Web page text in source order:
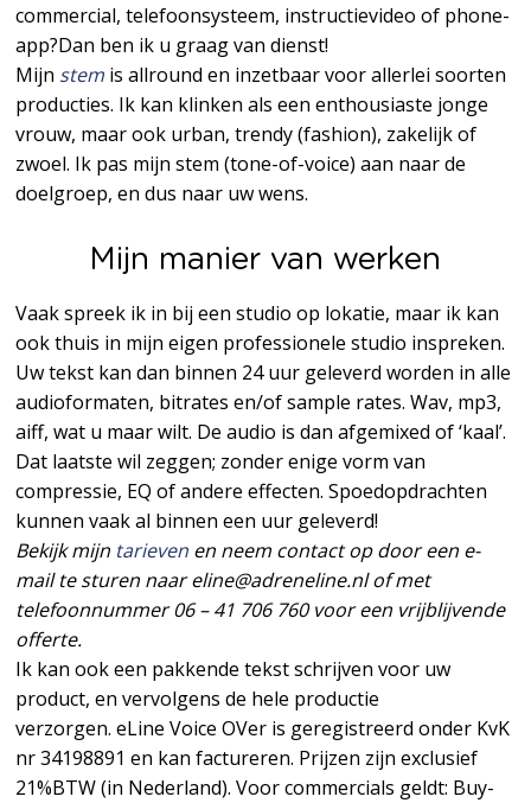
commercial, telefoonsysteem, instructievideo of phone-
app?Dan ben ik u graag van dienst!
Mijn stem is allround en inzetbaar voor allerlei soorten
producties. Ik kan klinken als een enthousiaste jonge
vrouw, maar ook urban, trendy (fashion), zakelijk of
zwoel. Ik pas mijn stem (tone-of-voice) aan naar de
doelgroep, en dus naar uw wens.
Mijn manier van werken
Vaak spreek ik in bij een studio op lokatie, maar ik kan
ook thuis in mijn eigen professionele studio inspreken.
Uw tekst kan dan binnen 24 uur geleverd worden in alle
audioformaten, bitrates en/of sample rates. Wav, mp3,
aiff, wat u maar wilt. De audio is dan afgemixed of ‘kaal’.
Dat laatste wil zeggen; zonder enige vorm van
compressie, EQ of andere effecten. Spoedopdrachten
kunnen vaak al binnen een uur geleverd!
Bekijk mijn tarieven en neem contact op door een e-
mail te sturen naar eline@adreneline.nl of met
telefoonnummer 06 – 41 706 760 voor een vrijblijvende
offerte.
Ik kan ook een pakkende tekst schrijven voor uw
product, en vervolgens de hele productie
verzorgen. eLine Voice OVer is geregistreerd onder KvK
nr 34198891 en kan factureren. Prijzen zijn exclusief
21%BTW (in Nederland). Voor commercials geldt: Buy-